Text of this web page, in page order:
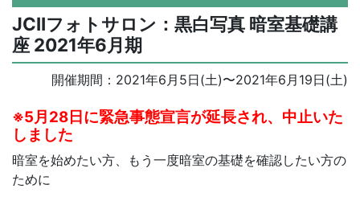
JCIIフォトサロン：黒白写真 暗室基礎講
座 2021年6月期
開催期間： 2021年6月5日(土)〜2021年6月19日(土)
※5月28日に緊急事態宣言が延長され、中止いた
しました
暗室を始めたい方、もう一度暗室の基礎を確認したい方の
ために